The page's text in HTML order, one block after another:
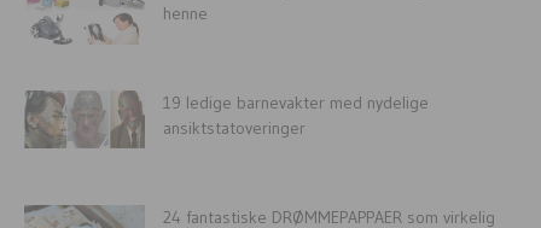
henne
19 ledige barnevakter med nydelige
ansiktstatoveringer
24 fantastiske DRØMMEPAPPAER som virkelig